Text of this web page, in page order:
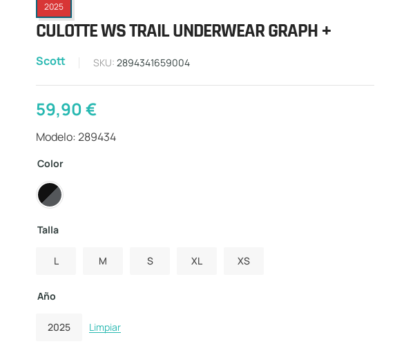
99,90€
149,90 €
2025
CULOTTE WS TRAIL UNDERWEAR GRAPH +
Scott SKU: 2894341659004
59,90€
Modelo: 289434
Color
Talla
L M S XL XS
Año
2025 Limpiar